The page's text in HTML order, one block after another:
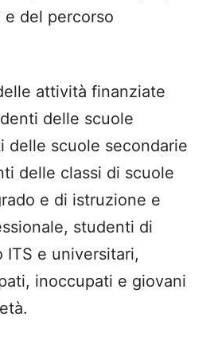
e del percorso
attività finanziate
delle scuole
delle scuole secondarie
delle classi di scuole
e di istruzione e
studenti di
ITS e universitari,
inoccupati e giovani